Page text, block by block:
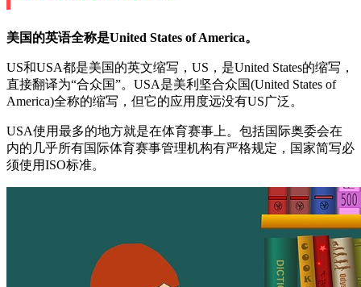
美国的英语全称是United States of America。
US和USA都是美国的英文缩写，US，是United States的缩写，
直接翻译为“合众国”。USA是美利坚合众国(United States of
America)全称的缩写，但它的应用度远没有US广泛。
USA使用最多的地方就是在体育赛事上。包括国际奥委会在
内的几乎所有国际体育赛事管理机构有严格规定，国家简写必
须使用ISO标准。